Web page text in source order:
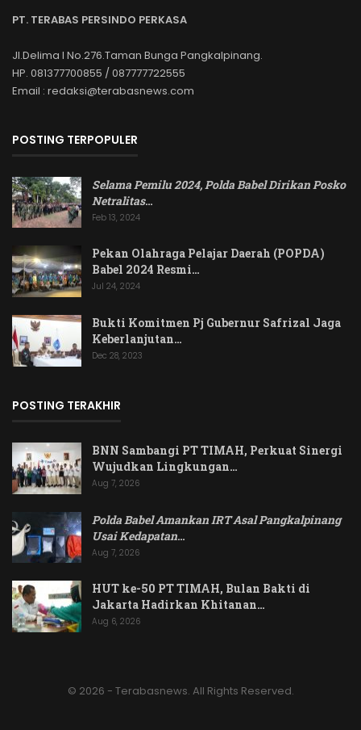
PT. TERABAS PERSINDO PERKASA
Jl.Delima I No.276.Taman Bunga Pangkalpinang.
HP. 081377700855 / 087777722555
Email : redaksi@terabasnews.com
POSTING TERPOPULER
Selama Pemilu 2024, Polda Babel Dirikan Posko
Netralitas…
Feb 13, 2024
Pekan Olahraga Pelajar Daerah (POPDA)
Babel 2024 Resmi…
Jul 24, 2024
Bukti Komitmen Pj Gubernur Safrizal Jaga
Keberlanjutan…
Dec 28, 2023
POSTING TERAKHIR
BNN Sambangi PT TIMAH, Perkuat Sinergi
Wujudkan Lingkungan…
Aug 7, 2026
Polda Babel Amankan IRT Asal Pangkalpinang
Usai Kedapatan…
Aug 7, 2026
HUT ke-50 PT TIMAH, Bulan Bakti di
Jakarta Hadirkan Khitanan…
Aug 6, 2026
© 2026 - Terabasnews. All Rights Reserved.